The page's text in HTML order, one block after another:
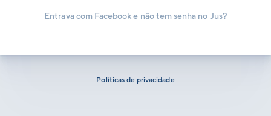
Entrava com Facebook e não tem senha no Jus?
Políticas de privacidade